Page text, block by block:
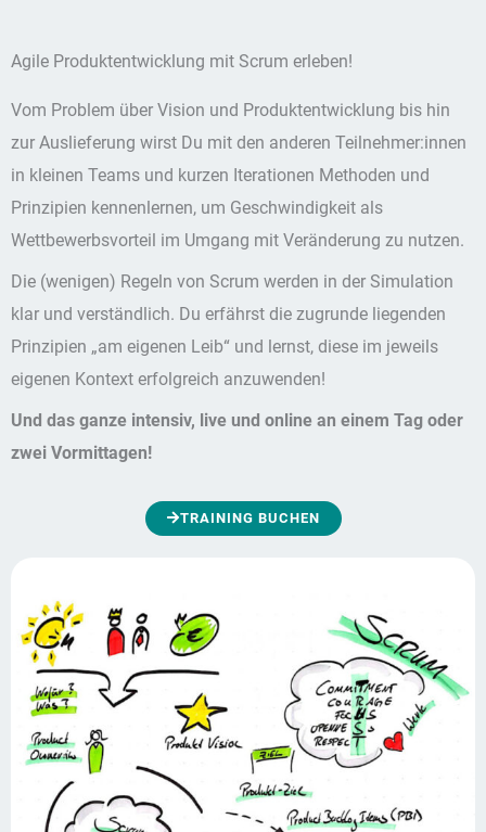
Agile Produktentwicklung mit Scrum erleben!
Vom Problem über Vision und Produktentwicklung bis hin
zur Auslieferung wirst Du mit den anderen Teilnehmer:innen
in kleinen Teams und kurzen Iterationen Methoden und
Prinzipien kennenlernen, um Geschwindigkeit als
Wettbewerbsvorteil im Umgang mit Veränderung zu nutzen.
Die (wenigen) Regeln von Scrum werden in der Simulation
klar und verständlich. Du erfährst die zugrunde liegenden
Prinzipien „am eigenen Leib“ und lernst, diese im jeweils
eigenen Kontext erfolgreich anzuwenden!
Und das ganze intensiv, live und online an einem Tag oder
zwei Vormittagen!
TRAINING BUCHEN